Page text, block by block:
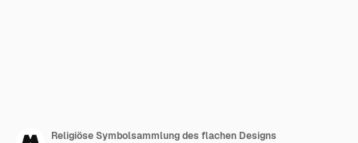
Religiöse Symbolsammlung des flachen Designs